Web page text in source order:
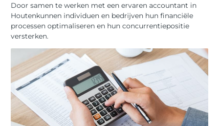
Door samen te werken met een ervaren accountant in
Houtenkunnen individuen en bedrijven hun financiële
processen optimaliseren en hun concurrentiepositie
versterken.